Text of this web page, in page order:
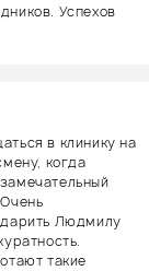
Успехов
в клинику на
когда
Людмилу
такие